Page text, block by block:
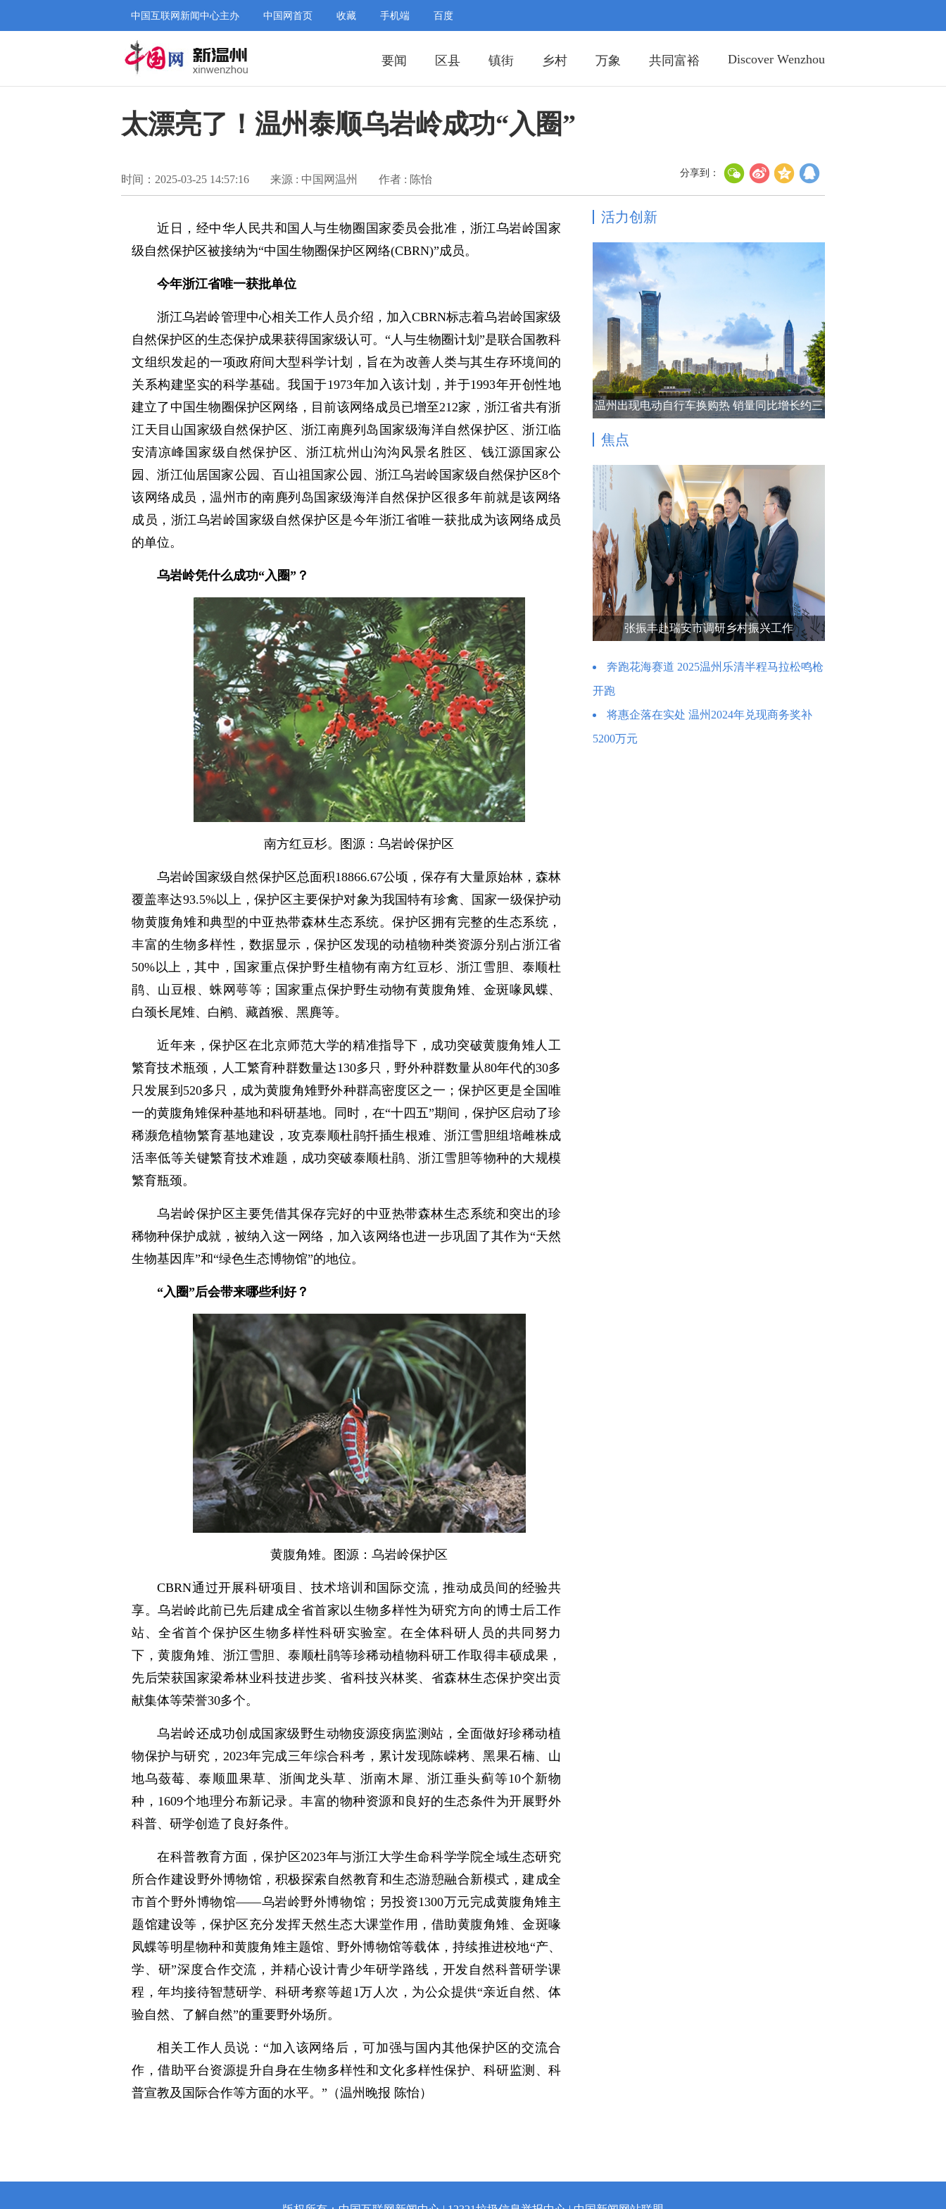
中国互联网新闻中心主办 中国网首页 收藏 手机端 百度
Discover Wenzhou
共同富裕
万象
乡村
镇街
区县
要闻
太漂亮了！温州泰顺乌岩岭成功“入圈”
时间：2025-03-25 14:57:16 来源 : 中国网温州 作者 : 陈怡
分享到：
近日，经中华人民共和国人与生物圈国家委员会批准，浙江乌岩岭国家
级自然保护区被接纳为“中国生物圈保护区网络(CBRN)”成员。
今年浙江省唯一获批单位
浙江乌岩岭管理中心相关工作人员介绍，加入CBRN标志着乌岩岭国家级
自然保护区的生态保护成果获得国家级认可。“人与生物圈计划”是联合国教科
文组织发起的一项政府间大型科学计划，旨在为改善人类与其生存环境间的
关系构建坚实的科学基础。我国于1973年加入该计划，并于1993年开创性地
建立了中国生物圈保护区网络，目前该网络成员已增至212家，浙江省共有浙
江天目山国家级自然保护区、浙江南麂列岛国家级海洋自然保护区、浙江临
安清凉峰国家级自然保护区、浙江杭州山沟沟风景名胜区、钱江源国家公
园、浙江仙居国家公园、百山祖国家公园、浙江乌岩岭国家级自然保护区8个
该网络成员，温州市的南麂列岛国家级海洋自然保护区很多年前就是该网络
成员，浙江乌岩岭国家级自然保护区是今年浙江省唯一获批成为该网络成员
的单位。
乌岩岭凭什么成功“入圈”？
南方红豆杉。图源：乌岩岭保护区
乌岩岭国家级自然保护区总面积18866.67公顷，保存有大量原始林，森林
覆盖率达93.5%以上，保护区主要保护对象为我国特有珍禽、国家一级保护动
物黄腹角雉和典型的中亚热带森林生态系统。保护区拥有完整的生态系统，
丰富的生物多样性，数据显示，保护区发现的动植物种类资源分别占浙江省
50%以上，其中，国家重点保护野生植物有南方红豆杉、浙江雪胆、泰顺杜
鹃、山豆根、蛛网萼等；国家重点保护野生动物有黄腹角雉、金斑喙凤蝶、
白颈长尾雉、白鹇、藏酋猴、黑麂等。
近年来，保护区在北京师范大学的精准指导下，成功突破黄腹角雉人工
繁育技术瓶颈，人工繁育种群数量达130多只，野外种群数量从80年代的30多
只发展到520多只，成为黄腹角雉野外种群高密度区之一；保护区更是全国唯
一的黄腹角雉保种基地和科研基地。同时，在“十四五”期间，保护区启动了珍
稀濒危植物繁育基地建设，攻克泰顺杜鹃扦插生根难、浙江雪胆组培雌株成
活率低等关键繁育技术难题，成功突破泰顺杜鹃、浙江雪胆等物种的大规模
繁育瓶颈。
乌岩岭保护区主要凭借其保存完好的中亚热带森林生态系统和突出的珍
稀物种保护成就，被纳入这一网络，加入该网络也进一步巩固了其作为“天然
生物基因库”和“绿色生态博物馆”的地位。
“入圈”后会带来哪些利好？
黄腹角雉。图源：乌岩岭保护区
CBRN通过开展科研项目、技术培训和国际交流，推动成员间的经验共
享。乌岩岭此前已先后建成全省首家以生物多样性为研究方向的博士后工作
站、全省首个保护区生物多样性科研实验室。在全体科研人员的共同努力
下，黄腹角雉、浙江雪胆、泰顺杜鹃等珍稀动植物科研工作取得丰硕成果，
先后荣获国家梁希林业科技进步奖、省科技兴林奖、省森林生态保护突出贡
献集体等荣誉30多个。
乌岩岭还成功创成国家级野生动物疫源疫病监测站，全面做好珍稀动植
物保护与研究，2023年完成三年综合科考，累计发现陈嵘栲、黑果石楠、山
地乌蔹莓、泰顺皿果草、浙闽龙头草、浙南木犀、浙江垂头蓟等10个新物
种，1609个地理分布新记录。丰富的物种资源和良好的生态条件为开展野外
科普、研学创造了良好条件。
在科普教育方面，保护区2023年与浙江大学生命科学学院全域生态研究
所合作建设野外博物馆，积极探索自然教育和生态游憩融合新模式，建成全
市首个野外博物馆——乌岩岭野外博物馆；另投资1300万元完成黄腹角雉主
题馆建设等，保护区充分发挥天然生态大课堂作用，借助黄腹角雉、金斑喙
凤蝶等明星物种和黄腹角雉主题馆、野外博物馆等载体，持续推进校地“产、
学、研”深度合作交流，并精心设计青少年研学路线，开发自然科普研学课
程，年均接待智慧研学、科研考察等超1万人次，为公众提供“亲近自然、体
验自然、了解自然”的重要野外场所。
相关工作人员说：“加入该网络后，可加强与国内其他保护区的交流合
作，借助平台资源提升自身在生物多样性和文化多样性保护、科研监测、科
普宣教及国际合作等方面的水平。”（温州晚报 陈怡）
活力创新
温州出现电动自行车换购热 销量同比增长约三
焦点
张振丰赴瑞安市调研乡村振兴工作
奔跑花海赛道 2025温州乐清半程马拉松鸣枪
开跑
将惠企落在实处 温州2024年兑现商务奖补
5200万元